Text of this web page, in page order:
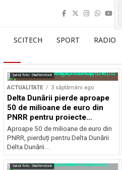
SCITECH SPORT RADIO
Sursă foto: Shutterstock
ACTUALITATE 3 săptămâni ago
Delta Dunării pierde aproape
50 de milioane de euro din
PNRR pentru proiecte
esențiale
Aproape 50 de milioane de euro din
PNRR, pierduți pentru Delta Dunării
Delta Dunării...
Sursă foto: Shutterstock